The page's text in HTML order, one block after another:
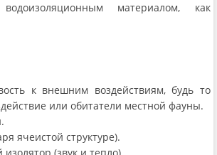
материалом, как
к внешним воздействиям, будь то
или обитатели местной фауны.
ячеистой структуре).